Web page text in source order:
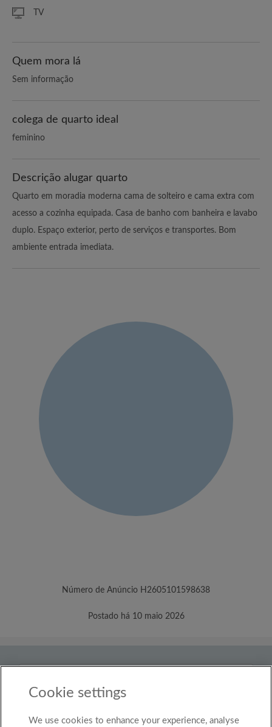
TV
Quem mora lá
Sem informação
colega de quarto ideal
feminino
Descrição alugar quarto
Quarto em moradia moderna cama de solteiro e cama extra com
acesso a cozinha equipada. Casa de banho com banheira e lavabo
duplo. Espaço exterior, perto de serviços e transportes. Bom
ambiente entrada imediata.
Número de Anúncio H2605101598638
Postado há 10 maio 2026
Portugal
© Roomgo Limited 2025 - 21 Market Place, Stockport,
Cookie settings
We use cookies to enhance your experience, analyse